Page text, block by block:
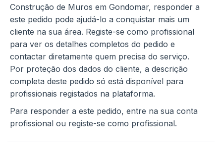
Construção de Muros em Gondomar, responder a
este pedido pode ajudá-lo a conquistar mais um
cliente na sua área. Registe-se como profissional
para ver os detalhes completos do pedido e
contactar diretamente quem precisa do serviço.
Por proteção dos dados do cliente, a descrição
completa deste pedido só está disponível para
profissionais registados na plataforma.
Para responder a este pedido, entre na sua conta
profissional ou registe-se como profissional.